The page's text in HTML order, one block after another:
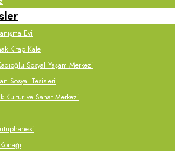
Evi
Kitap Kafe
Sosyal Yaşam Merkezi
Sosyal Tesisleri
Kültür ve Sanat Merkezi